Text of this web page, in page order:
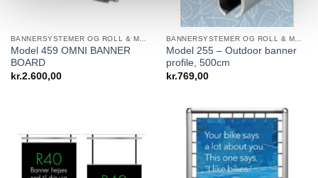
Model 459 OMNI BANNER
BOARD
kr.2.600,00
Model 255 – Outdoor banner
profile, 500cm
kr.769,00